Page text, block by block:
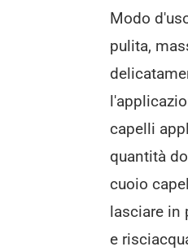
Modo
pulita,
capelli
quantità
cuoio
lasciare in
e